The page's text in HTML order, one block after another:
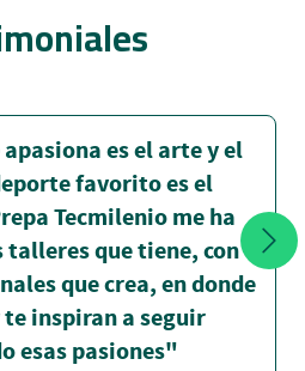
es el arte y el
favorito es el
Tecmilenio me ha
talleres que tiene, con
que crea, en donde
inspiran a seguir
esas pasiones"